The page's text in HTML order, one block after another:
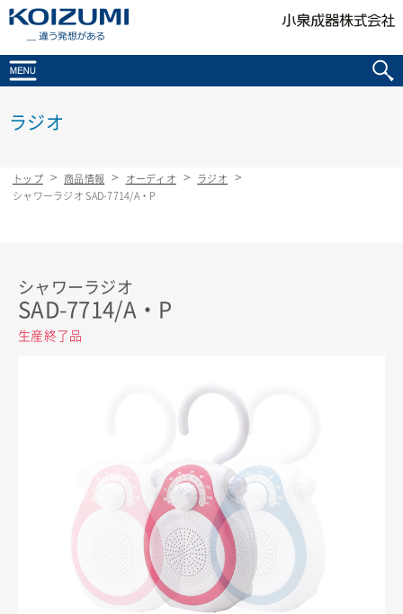
ラジオ
トップ 商品情報 オーディオ
ラジオ
シャワーラジオ SAD-7714/A・P
シャワーラジオ
SAD-7714/A・P
生産終了品